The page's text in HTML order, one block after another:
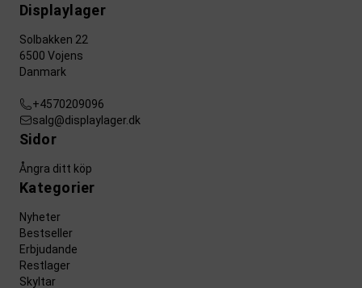
Displaylager
Solbakken 22
6500 Vojens
Danmark
+4570209096
salg@displaylager.dk
Sidor
Ångra ditt köp
Kategorier
Nyheter
Bestseller
Erbjudande
Restlager
Skyltar